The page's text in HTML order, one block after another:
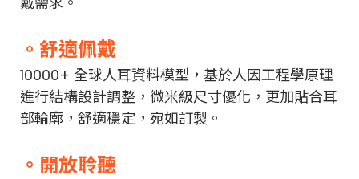
。舒適佩戴
10000+ 全球人耳資料模型，基於人因工程學原理
進行結構設計調整，微米級尺寸優化，更加貼合耳
部輪廓，舒適穩定，宛如訂製。
。開放聆聽